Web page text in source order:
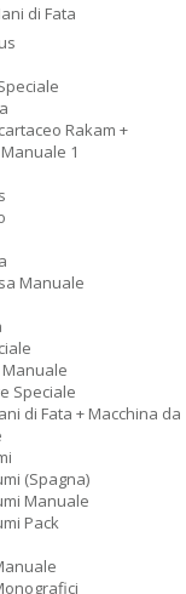
BIG CROCHET PLUS N.1
20 Progetti Uncinetto + 3
Uncinetti Inclusi
12.90 €
di Fata
Rakam +
1
Manuale
Speciale
di Fata + Macchina da
(Spagna)
Manuale
Pack